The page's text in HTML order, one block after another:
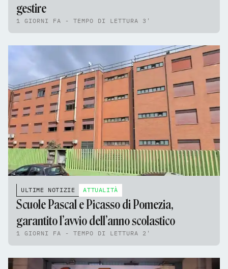
gestire
1 GIORNI FA - TEMPO DI LETTURA 3'
ULTIME NOTIZIE ATTUALITÀ
Scuole Pascal e Picasso di Pomezia,
garantito l’avvio dell’anno scolastico
1 GIORNI FA - TEMPO DI LETTURA 2'